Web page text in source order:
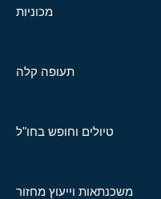
מכוניות
תעופה קלה
טיולים וחופש בחו"ל
משכנתאות וייעוץ מחזור